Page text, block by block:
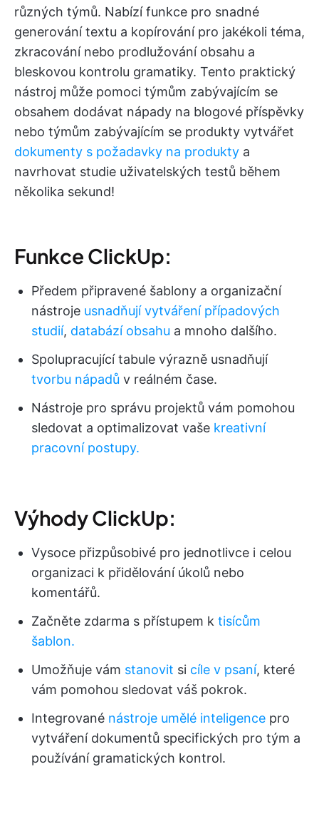
různých týmů. Nabízí funkce pro snadné
generování textu a kopírování pro jakékoli téma,
zkracování nebo prodlužování obsahu a
bleskovou kontrolu gramatiky. Tento praktický
nástroj může pomoci týmům zabývajícím se
obsahem dodávat nápady na blogové příspěvky
nebo týmům zabývajícím se produkty vytvářet
dokumenty s požadavky na produkty a
navrhovat studie uživatelských testů během
několika sekund!
Funkce ClickUp:
Předem připravené šablony a organizační
nástroje usnadňují vytváření případových
studií, databází obsahu a mnoho dalšího.
Spolupracující tabule výrazně usnadňují
tvorbu nápadů v reálném čase.
Nástroje pro správu projektů vám pomohou
sledovat a optimalizovat vaše kreativní
pracovní postupy.
Výhody ClickUp:
Vysoce přizpůsobivé pro jednotlivce i celou
organizaci k přidělování úkolů nebo
komentářů.
Začněte zdarma s přístupem k tisícům
šablon.
Umožňuje vám stanovit si cíle v psaní, které
vám pomohou sledovat váš pokrok.
Integrované nástroje umělé inteligence pro
vytváření dokumentů specifických pro tým a
používání gramatických kontrol.